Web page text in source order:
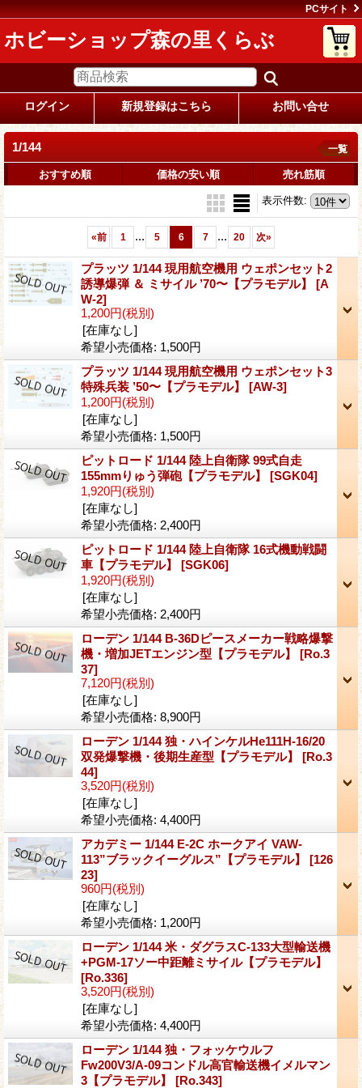
PCサイト
ホビーショップ森の里くらぶ
ログイン 新規登録はこちら お問い合せ
1/144 一覧
おすすめ順 価格の安い順 売れ筋順
表示件数:
«前 1 ... 5 6 7 ... 20 次»
プラッツ 1/144 現用航空機用 ウェポンセット2
誘導爆弾 ＆ ミサイル ’70〜【プラモデル】 [A
W-2]
1,200円(税別)
[在庫なし]
希望小売価格: 1,500円
プラッツ 1/144 現用航空機用 ウェポンセット3
特殊兵装 ’50〜【プラモデル】 [AW-3]
1,200円(税別)
[在庫なし]
希望小売価格: 1,500円
ピットロード 1/144 陸上自衛隊 99式自走
155mmりゅう弾砲【プラモデル】 [SGK04]
1,920円(税別)
[在庫なし]
希望小売価格: 2,400円
ピットロード 1/144 陸上自衛隊 16式機動戦闘
車【プラモデル】 [SGK06]
1,920円(税別)
[在庫なし]
希望小売価格: 2,400円
ローデン 1/144 B-36Dピースメーカー戦略爆撃
機・増加JETエンジン型【プラモデル】 [Ro.3
37]
7,120円(税別)
[在庫なし]
希望小売価格: 8,900円
ローデン 1/144 独・ハインケルHe111H-16/20
双発爆撃機・後期生産型【プラモデル】 [Ro.3
44]
3,520円(税別)
[在庫なし]
希望小売価格: 4,400円
アカデミー 1/144 E-2C ホークアイ VAW-
113”ブラックイーグルス”【プラモデル】 [126
23]
960円(税別)
[在庫なし]
希望小売価格: 1,200円
ローデン 1/144 米・ダグラスC-133大型輸送機
+PGM-17ソー中距離ミサイル【プラモデル】
[Ro.336]
3,520円(税別)
[在庫なし]
希望小売価格: 4,400円
ローデン 1/144 独・フォッケウルフ
Fw200V3/A-09コンドル高官輸送機イメルマン
3【プラモデル】 [Ro.343]